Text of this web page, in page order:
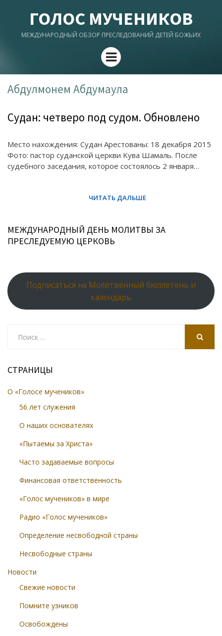
ГОЛОС МУЧЕНИКОВ
МЕЖДУНАРОДНЫЙ ОБЗОР ПРЕСЛЕДОВАНИЙ ДЕТЕЙ БОЖЬИХ
Menu
Абдулмонем Абдумаула
Судан: четверо под судом. Обновлено
Место нахождения: Судан Арестованы: 18 декабря 2015
Фото: пастор суданской церкви Kува Шамаль. После
судебного заседания, которое состоялось 2 января…
МЕЖДУНАРОДНЫЙ ДЕНЬ МОЛИТВЫ ЗА
ПРЕСЛЕДУЕМУЮ ЦЕРКОВЬ
Подписаться на Молитвенный бюллетень и
календарь
СТРАНИЦЫ
О «Голосе мучеников»
56 лет служения
О наших основателях
«Пытаемы за Христа»
Часто задаваемые вопросы
Финансовая ответственность
«Голос мучеников» в мире
Радио «Голос мучеников»
Определение несвободной страны
Несвободные страны
Новости
Свежие новости
Помните узников
Освобождены